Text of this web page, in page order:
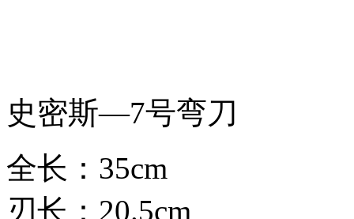
史密斯—7号弯刀
全长：35cm
刃长：20.5cm